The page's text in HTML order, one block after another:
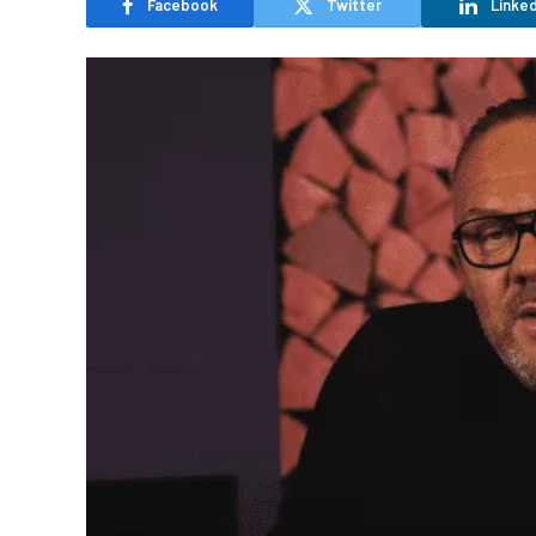
Facebook Twitter